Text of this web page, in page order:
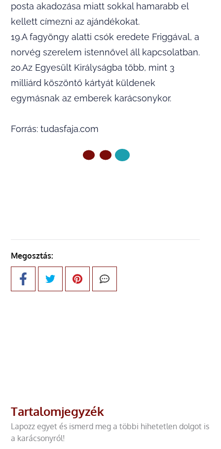
posta akadozása miatt sokkal hamarabb el
kellett címezni az ajándékokat.
19.A fagyöngy alatti csók eredete Friggával, a
norvég szerelem istennővel áll kapcsolatban.
20.Az Egyesült Királyságba több, mint 3
milliárd köszöntő kártyát küldenek
egymásnak az emberek karácsonykor.
Forrás: tudasfaja.com
Megosztás:
Tartalomjegyzék
Lapozz egyet és ismerd meg a többi hihetetlen dolgot is
a karácsonyról!